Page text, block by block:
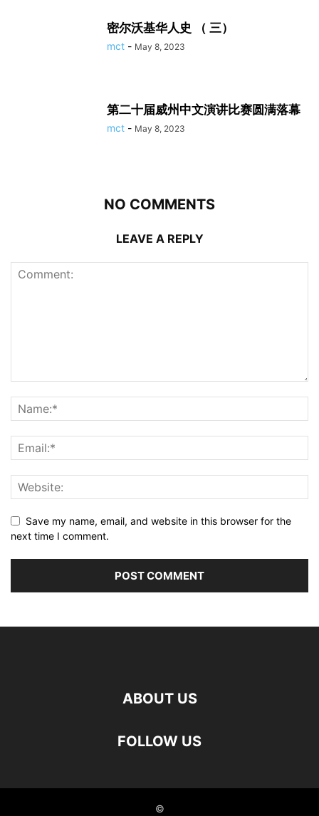
密尔沃基华人史 （ 三）
mct - May 8, 2023
第二十届威州中文演讲比赛圆满落幕
mct - May 8, 2023
NO COMMENTS
LEAVE A REPLY
Save my name, email, and website in this browser for the
next time I comment.
ABOUT US
FOLLOW US
©